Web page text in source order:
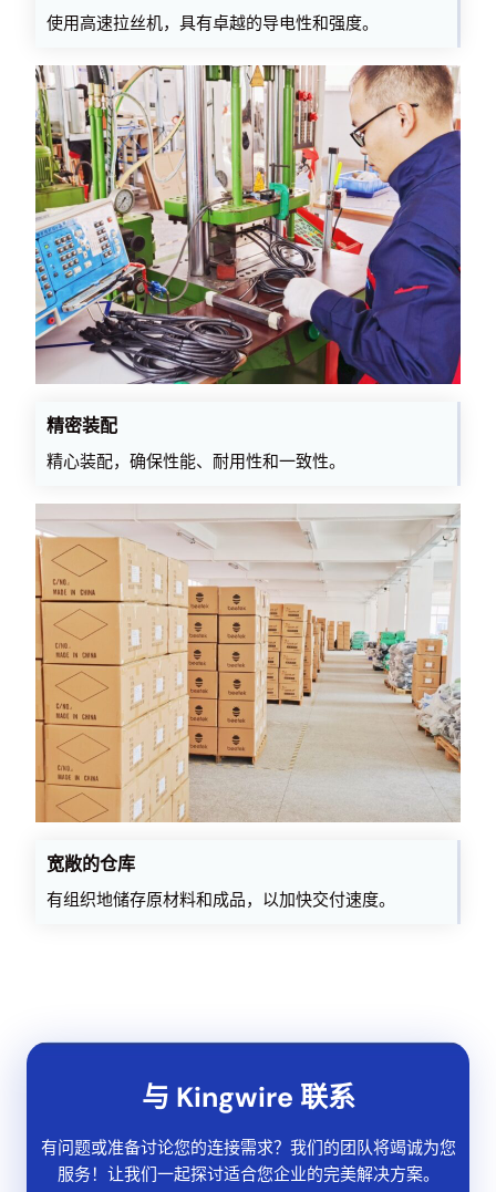
使用高速拉丝机，具有卓越的导电性和强度。
精密装配
精心装配，确保性能、耐用性和一致性。
宽敞的仓库
有组织地储存原材料和成品，以加快交付速度。
与 Kingwire 联系
有问题或准备讨论您的连接需求？我们的团队将竭诚为您
服务！让我们一起探讨适合您企业的完美解决方案。